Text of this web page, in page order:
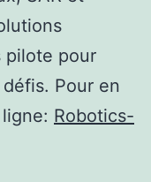
pilote pour
Pour en
Robotics-